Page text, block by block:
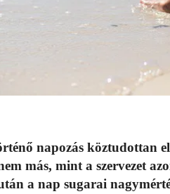
napozás köztudottan
más, mint a szervezet
a nap sugarai